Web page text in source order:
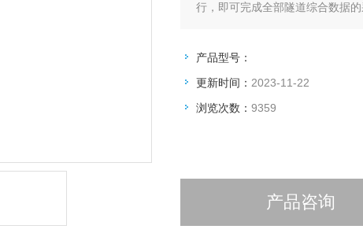
行，即可完成全部隧道综合数据的
产品型号：
更新时间： 2023-11-22
浏览次数： 9359
产品咨询